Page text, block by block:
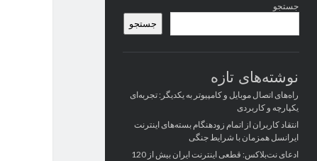
کناری
جستجو
جستجو
نوشته‌های تازه
راه‌های اتصال موبایل و کامپیوتر به یکدیگر: تجربه‌ای
یکپارچه و کاربردی
انتقاد کاربران از اتمام زودهنگام بسته‌های اینترنت
ایرانسل همزمان با شرایط جنگی
ادعای نت‌بلاکس: قطعی اینترنت ایران بیش از 120